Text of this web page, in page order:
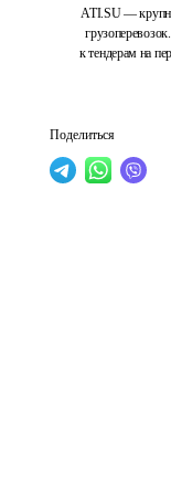
ATI.SU —
к тендерам на
Поделиться